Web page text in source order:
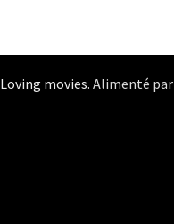
Loving movies. Alimenté par